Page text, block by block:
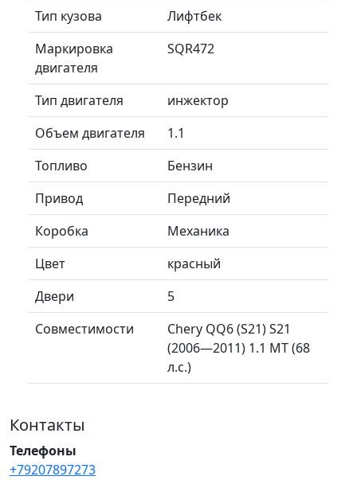
Тип кузова
Лифтбек
Маркировка
двигателя
SQR472
Тип двигателя
инжектор
Объем двигателя
1.1
Топливо
Бензин
Привод
Передний
Коробка
Механика
Цвет
красный
Двери
5
Совместимости
Chery QQ6 (S21) S21
(2006—2011) 1.1 MT (68
л.с.)
Контакты
Телефоны
+79207897273